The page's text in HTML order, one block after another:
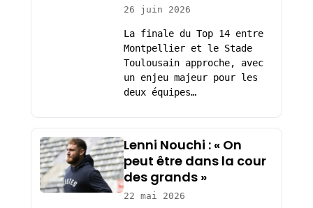
26 juin 2026
La finale du Top 14 entre
Montpellier et le Stade
Toulousain approche, avec
un enjeu majeur pour les
deux équipes…
Lenni Nouchi : « On
peut être dans la cour
des grands »
22 mai 2026